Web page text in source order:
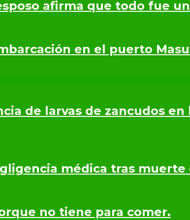
afirma que todo fue
en el puerto
de larvas de zancudos
médica tras muerte
no tiene para comer.